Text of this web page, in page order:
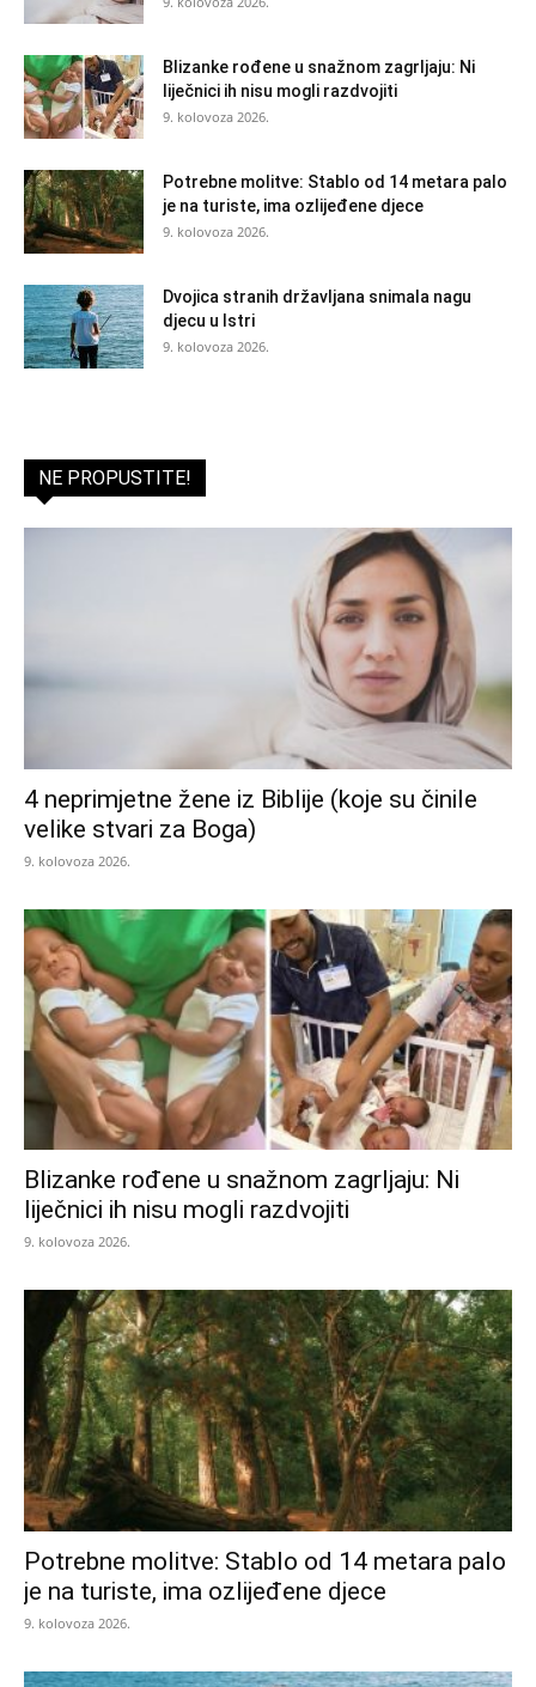
Blizanke rođene u snažnom zagrljaju: Ni
liječnici ih nisu mogli razdvojiti
9. kolovoza 2026.
Potrebne molitve: Stablo od 14 metara palo
je na turiste, ima ozlijeđene djece
9. kolovoza 2026.
Dvojica stranih državljana snimala nagu
djecu u Istri
9. kolovoza 2026.
NE PROPUSTITE!
4 neprimjetne žene iz Biblije (koje su činile
velike stvari za Boga)
9. kolovoza 2026.
Blizanke rođene u snažnom zagrljaju: Ni
liječnici ih nisu mogli razdvojiti
9. kolovoza 2026.
Potrebne molitve: Stablo od 14 metara palo
je na turiste, ima ozlijeđene djece
9. kolovoza 2026.